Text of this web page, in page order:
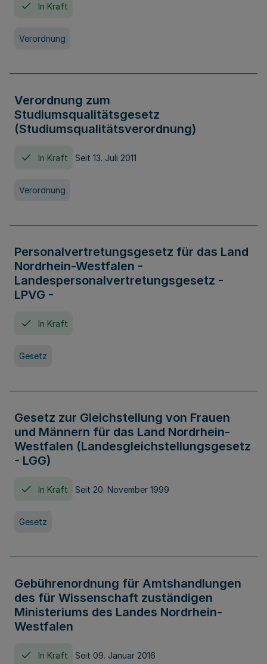
In Kraft
Verordnung
Verordnung zum
Studiumsqualitätsgesetz
(Studiumsqualitätsverordnung)
In Kraft Seit 13. Juli 2011
Verordnung
Personalvertretungsgesetz für das Land
Nordrhein-Westfalen -
Landespersonalvertretungsgesetz -
LPVG -
In Kraft
Gesetz
Gesetz zur Gleichstellung von Frauen
und Männern für das Land Nordrhein-
Westfalen (Landesgleichstellungsgesetz
- LGG)
In Kraft Seit 20. November 1999
Gesetz
Gebührenordnung für Amtshandlungen
des für Wissenschaft zuständigen
Ministeriums des Landes Nordrhein-
Westfalen
In Kraft Seit 09. Januar 2016